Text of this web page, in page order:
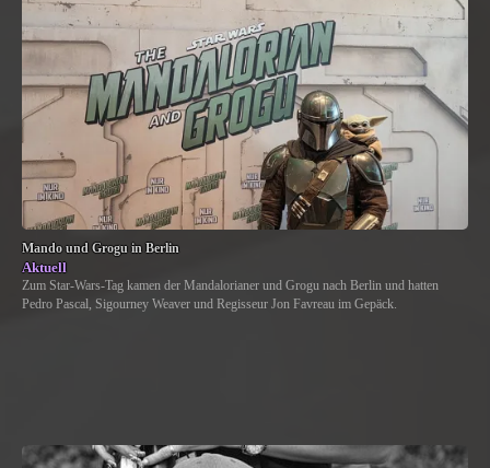
Mando und Grogu in Berlin
Aktuell
Zum Star-Wars-Tag kamen der Mandalorianer und Grogu nach Berlin und hatten
Pedro Pascal, Sigourney Weaver und Regisseur Jon Favreau im Gepäck.